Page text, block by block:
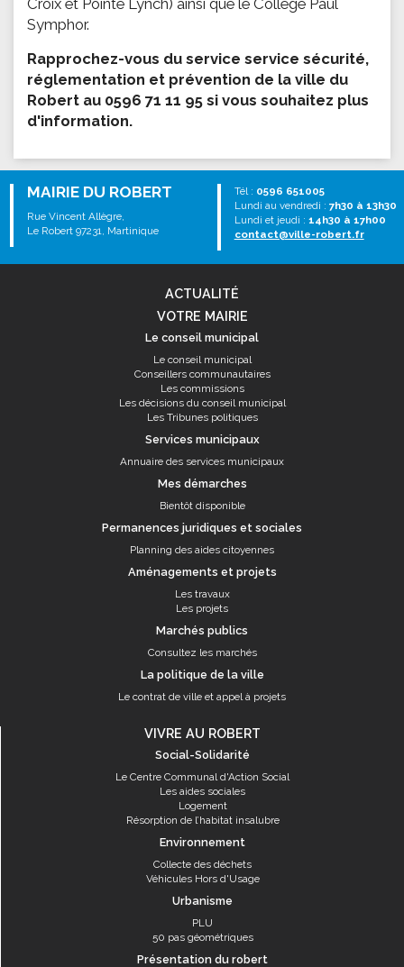
Symphor.
Rapprochez-vous du service service sécurité,
réglementation et prévention de la ville du
Robert au 0596 71 11 95 si vous souhaitez plus
d'information.
MAIRIE DU ROBERT
Rue Vincent Allègre,
Le Robert 97231, Martinique
Tél : 0596 651005
Lundi au vendredi : 7h30 à 13h30
Lundi et jeudi : 14h30 à 17h00
contact@ville-robert.fr
ACTUALITÉ
VOTRE MAIRIE
Le conseil municipal
Le conseil municipal
Conseillers communautaires
Les commissions
Les décisions du conseil municipal
Les Tribunes politiques
Services municipaux
Annuaire des services municipaux
Mes démarches
Bientôt disponible
Permanences juridiques et sociales
Planning des aides citoyennes
Aménagements et projets
Les travaux
Les projets
Marchés publics
Consultez les marchés
La politique de la ville
Le contrat de ville et appel à projets
VIVRE AU ROBERT
Social-Solidarité
Le Centre Communal d'Action Social
Les aides sociales
Logement
Résorption de l’habitat insalubre
Environnement
Collecte des déchets
Véhicules Hors d'Usage
Urbanisme
PLU
50 pas géométriques
Présentation du robert